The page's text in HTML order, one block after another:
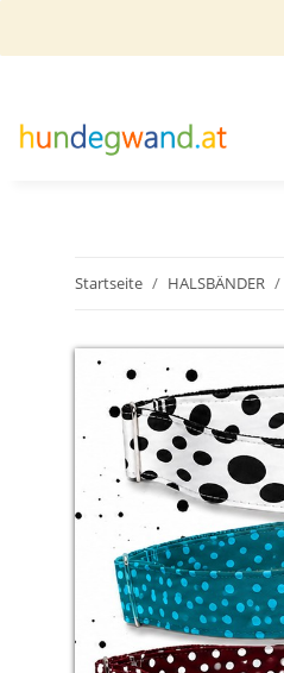
Startseite HALSBÄNDER